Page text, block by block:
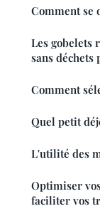
Comment se
Les gobelets
sans déchets
Comment
Quel petit
L'utilité des
Optimiser
faciliter vos